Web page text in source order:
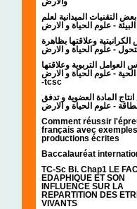
التقنيات الميدانية لعلم
وعلاقتها بظاهرة
العوامل التربوية وعلاقتها
الحية - علوم الحياة و الارض
-tcsc
المادة العضوية و تدفق
Comment réussir
français avec
productions écrites
Baccalauréat
TC-Sc Bi. Chap1 LE
EDAPHIQUE ET SON
INFLUENCE SUR LA
REPARTITION DES
VIVANTS